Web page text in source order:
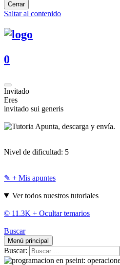
Cerrar
Saltar al contenido
0
Invitado
Eres
invitado sui generis
Apunta, descarga y envía.
Nivel de dificultad: 5
✎ + Mis apuntes
Ver todos nuestros tutoriales
© 11.3K + Ocultar temarios
Buscar
Menú principal
Buscar: